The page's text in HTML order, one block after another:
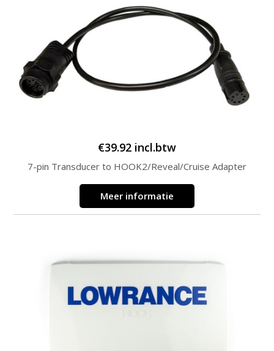
€39.92 incl.btw
7-pin Transducer to HOOK2/Reveal/Cruise Adapter
Meer informatie